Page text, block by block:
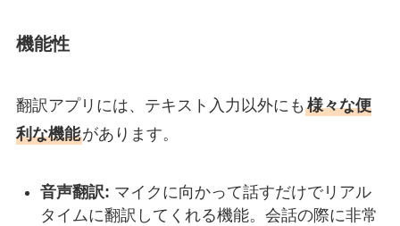
機能性
翻訳アプリには、テキスト入力以外にも 様々な便
利な機能があります。
音声翻訳: マイクに向かって話すだけでリアル
タイムに翻訳してくれる機能。会話の際に非常